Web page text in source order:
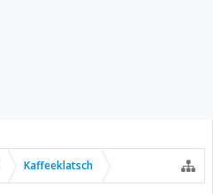
Kaffeeklatsch